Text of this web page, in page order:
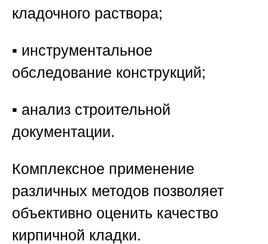
кладочного раствора;
▪️ инструментальное
обследование конструкций;
▪️ анализ строительной
документации.
Комплексное применение
различных методов позволяет
объективно оценить качество
кирпичной кладки.